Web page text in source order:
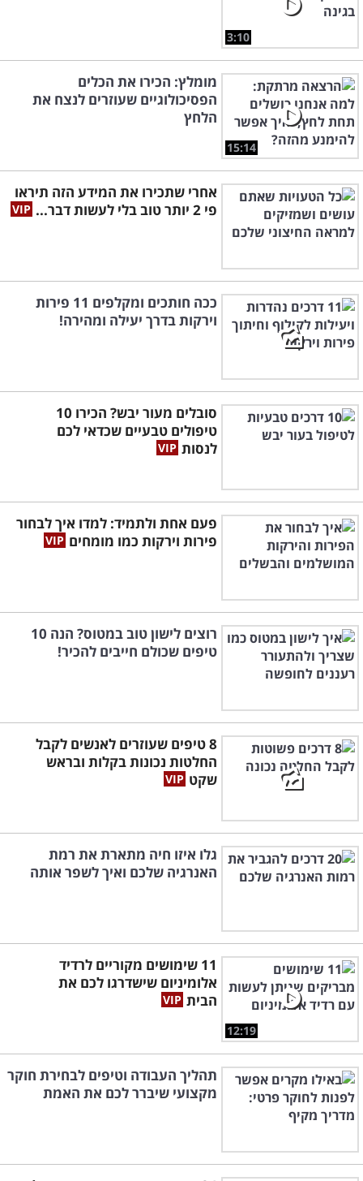
3:10
15:14
מומלץ: הכירו את הכלים
הפסיכולוגיים שעוזרים לנצח את
הלחץ
אחרי שתכירו את המידע הזה תיראו
פי 2 יותר טוב בלי לעשות דבר...
ככה חותכים ומקלפים 11 פירות
וירקות בדרך יעילה ומהירה!
סובלים מעור יבש? הכירו 10
טיפולים טבעיים שכדאי לכם
לנסות
פעם אחת ולתמיד: למדו איך לבחור
פירות וירקות כמו מומחים
רוצים לישון טוב במטוס? הנה 10
טיפים שכולם חייבים להכיר!
8 טיפים שעוזרים לאנשים לקבל
החלטות נכונות בקלות ובראש
שקט
גלו איזו חיה מתארת את רמת
האנרגיה שלכם ואיך לשפר אותה
12:19
11 שימושים מקוריים לרדיד
אלומיניום שישדרגו לכם את
הבית
תהליך העבודה וטיפים לבחירת חוקר
מקצועי שיברר לכם את האמת